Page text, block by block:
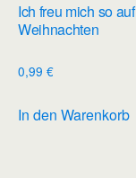
Ich freu mich so auf
Weihnachten
0,99 €
In den Warenkorb